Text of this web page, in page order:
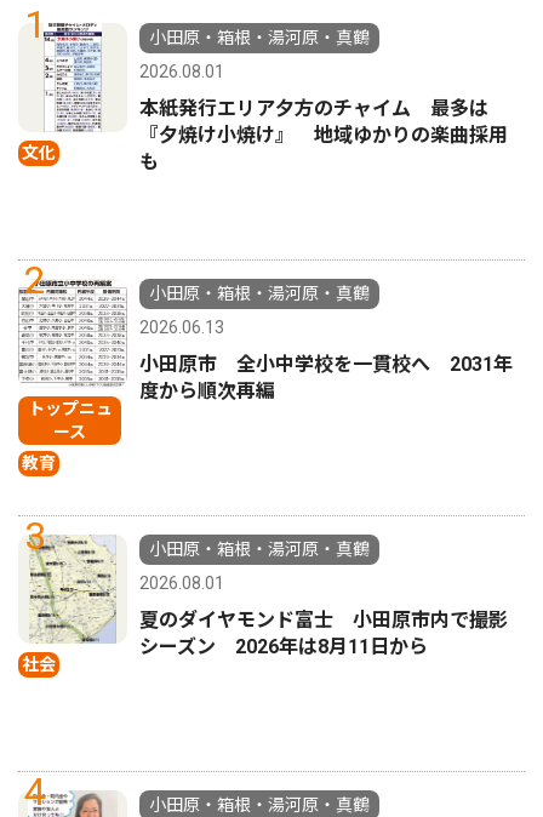
1
文化
小田原・箱根・湯河原・真鶴
2026.08.01
本紙発行エリア夕方のチャイム 最多は
『夕焼け小焼け』 地域ゆかりの楽曲採用
も
2
トップニュ
ース
教育
小田原・箱根・湯河原・真鶴
2026.06.13
小田原市 全小中学校を一貫校へ 2031年
度から順次再編
3
社会
小田原・箱根・湯河原・真鶴
2026.08.01
夏のダイヤモンド富士 小田原市内で撮影
シーズン 2026年は8月11日から
4
小田原・箱根・湯河原・真鶴